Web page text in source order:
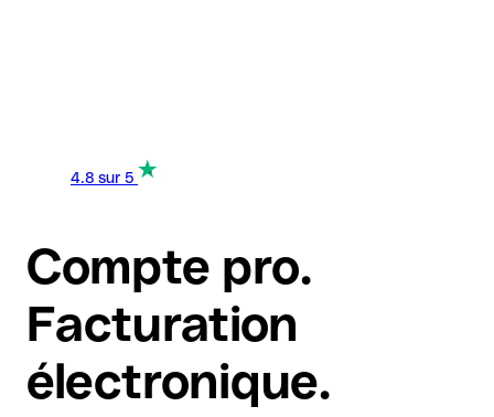
4.8 sur 5
Compte pro.
Facturation
électronique.